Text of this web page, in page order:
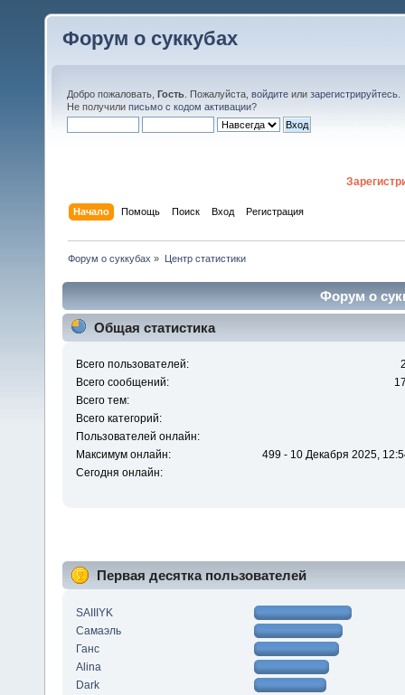
Форум о суккубах
Добро пожаловать, Гость . Пожалуйста, войдите или зарегистрируйтесь
Не получили письмо с кодом активации?
Начало Помощь Поиск Вход Регистрация
Форум о суккубах » Центр статистики
Форум о
Общая статистика
Всего пользователей:
Всего сообщений:
Всего тем:
Всего категорий:
Пользователей онлайн:
Максимум онлайн:
499 - 10 Декабря 2025,
Сегодня онлайн:
Первая десятка пользователей
SAIIIYK
Самаэль
Ганс
Alina
Dark